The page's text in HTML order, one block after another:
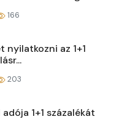
166
nyilatkozni az 1+1
203
1+1 százalékát